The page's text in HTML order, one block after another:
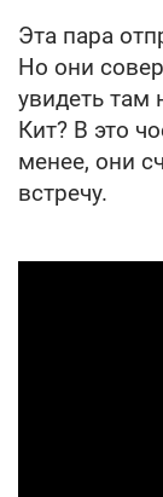
Эта пара
Но они
увидеть там
Кит? В это
менее, они
встречу.